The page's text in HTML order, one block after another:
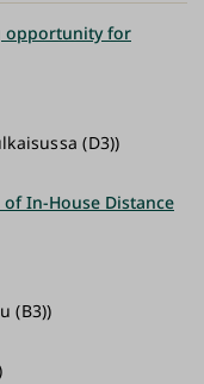
opportunity for
(D3))
In-House Distance
(B3))